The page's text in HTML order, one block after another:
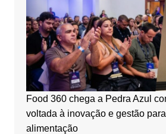
Food 360 chega a Pedra Azul
voltada à inovação e gestão
alimentação